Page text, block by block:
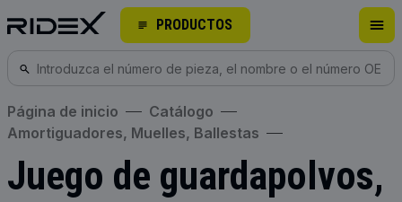
PRODUCTOS
Página de inicio
Catálogo
Amortiguadores, Muelles, Ballestas
Juego de guardapolvos,